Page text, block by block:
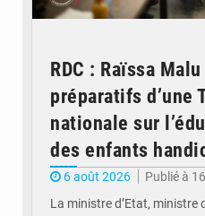
RDC : Raïssa
préparatifs d’une
nationale sur
des enfants
6 août 2026
Publié à
La ministre d’Etat, ministre